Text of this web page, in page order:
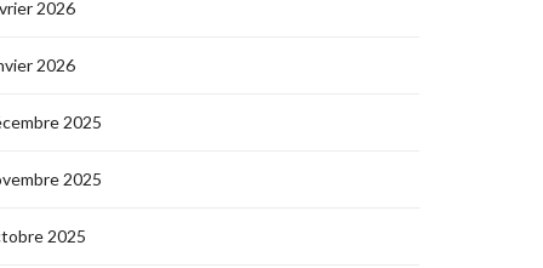
2026
2026
2025
2025
2025